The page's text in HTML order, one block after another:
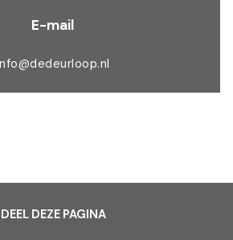
E-mail
DEEL DEZE PAGINA